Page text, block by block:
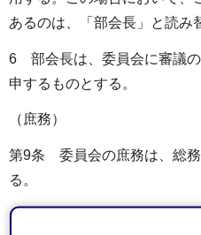
あるのは、「部会長」と読み
6 部会長は、委員会に審議
申するものとする。
（庶務）
第9条 委員会の庶務は、総
る。
（委任）